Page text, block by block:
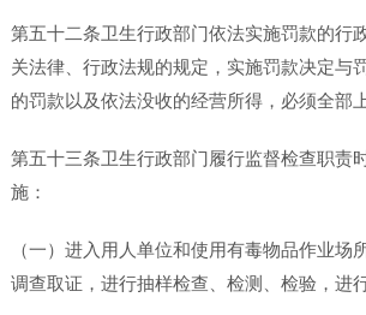
第五十二条卫生行政部门依法实施罚款的行
关法律、行政法规的规定，实施罚款决定与
的罚款以及依法没收的经营所得，必须全部
第五十三条卫生行政部门履行监督检查职责
施：
（一）进入用人单位和使用有毒物品作业场
调查取证，进行抽样检查、检测、检验，进